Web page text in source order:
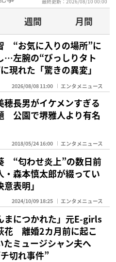
週間
月間
“お気に入りの場所”に
…左腕の“びっしりタト
現れた「驚きの異変」
2026/08/08 11:00 エンタメニュース
穂長男がイケメンすぎる
公園で堺雅人より有名
2018/05/24 16:00 エンタメニュース
“匂わせ炎上”の数日前
・森本慎太郎が綴ってい
表明」
2024/10/09 18:25 エンタメニュース
まにつかれた」元E-girls
花 離婚2カ月前に起こ
たミュージシャン夫へ
切れ事件”